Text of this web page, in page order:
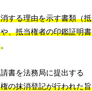
する理由を示す書類（抵
、抵当権者の印鑑証明書
。
書を法務局に提出する
の抹消登記が行われた旨